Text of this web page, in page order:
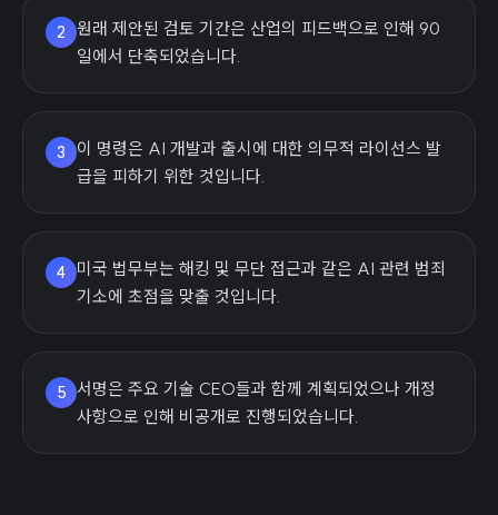
2
원래 제안된 검토 기간은 산업의 피드백으로 인해 90
일에서 단축되었습니다.
3
이 명령은 AI 개발과 출시에 대한 의무적 라이선스 발
급을 피하기 위한 것입니다.
4
미국 법무부는 해킹 및 무단 접근과 같은 AI 관련 범죄
기소에 초점을 맞출 것입니다.
5 서명은 주요 기술 CEO들과 함께 계획되었으나 개정
사항으로 인해 비공개로 진행되었습니다.